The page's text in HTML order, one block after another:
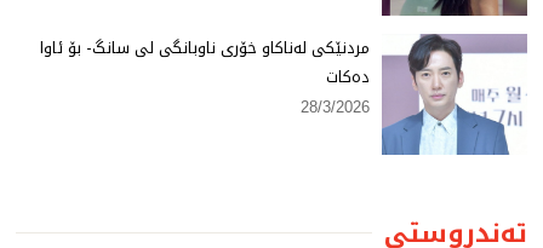
مردنێكی لەناكاو خۆری ناوبانگی لی سانگ- بۆ ئاوا
دەكات
28/3/2026
تەندروستی